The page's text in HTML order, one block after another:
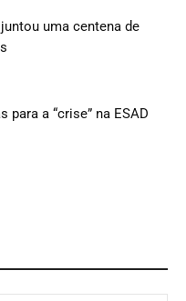
uma centena de
para a “crise” na ESAD